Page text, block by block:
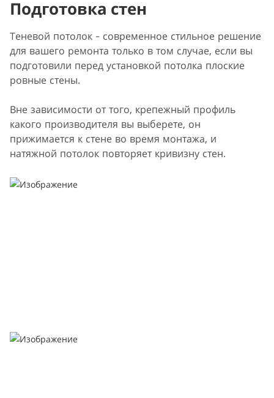
Подготовка стен
Теневой потолок - современное стильное решение
для вашего ремонта только в том случае, если вы
подготовили перед установкой потолка плоские
ровные стены.
Вне зависимости от того, крепежный профиль
какого производителя вы выберете, он
прижимается к стене во время монтажа, и
натяжной потолок повторяет кривизну стен.